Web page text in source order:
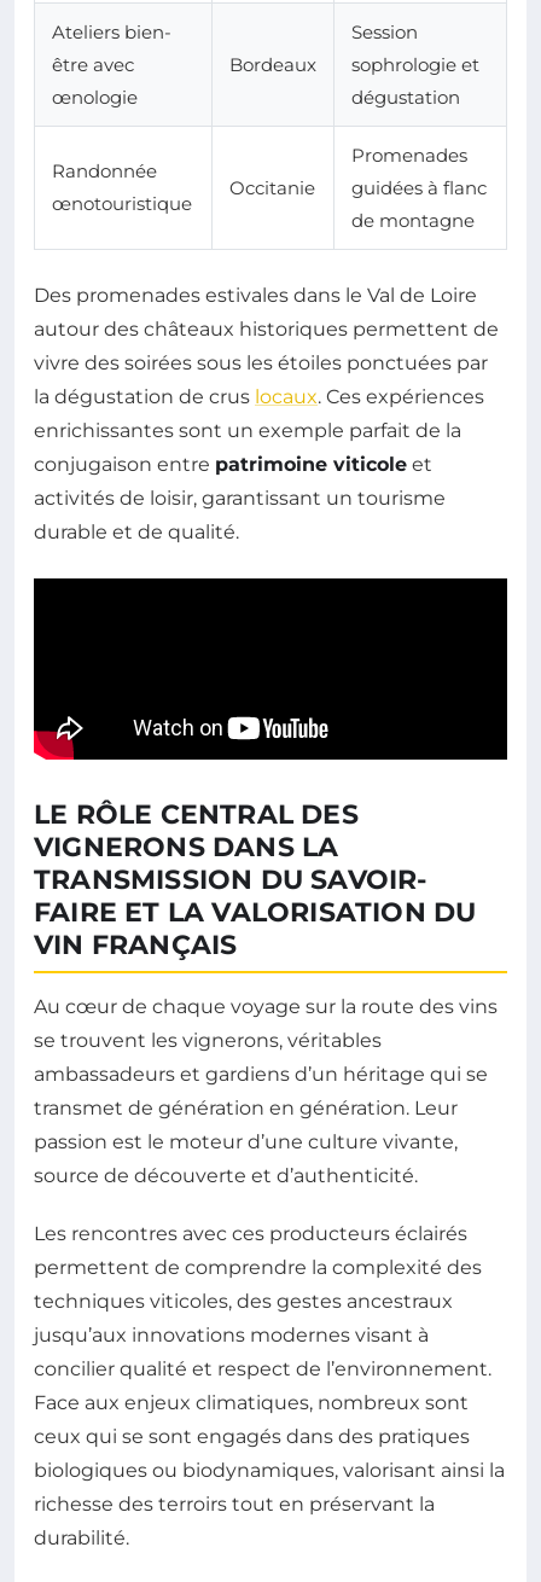
Ateliers bien-
être avec
œnologie
Bordeaux
Session
sophrologie et
dégustation
Randonnée
œnotouristique
Occitanie
Promenades
guidées à flanc
de montagne
Des promenades estivales dans le Val de Loire
autour des châteaux historiques permettent de
vivre des soirées sous les étoiles ponctuées par
la dégustation de crus locaux. Ces expériences
enrichissantes sont un exemple parfait de la
conjugaison entre patrimoine viticole et
activités de loisir, garantissant un tourisme
durable et de qualité.
LE RÔLE CENTRAL DES
VIGNERONS DANS LA
TRANSMISSION DU SAVOIR-
FAIRE ET LA VALORISATION DU
VIN FRANÇAIS
Au cœur de chaque voyage sur la route des vins
se trouvent les vignerons, véritables
ambassadeurs et gardiens d’un héritage qui se
transmet de génération en génération. Leur
passion est le moteur d’une culture vivante,
source de découverte et d’authenticité.
Les rencontres avec ces producteurs éclairés
permettent de comprendre la complexité des
techniques viticoles, des gestes ancestraux
jusqu’aux innovations modernes visant à
concilier qualité et respect de l’environnement.
Face aux enjeux climatiques, nombreux sont
ceux qui se sont engagés dans des pratiques
biologiques ou biodynamiques, valorisant ainsi la
richesse des terroirs tout en préservant la
durabilité.